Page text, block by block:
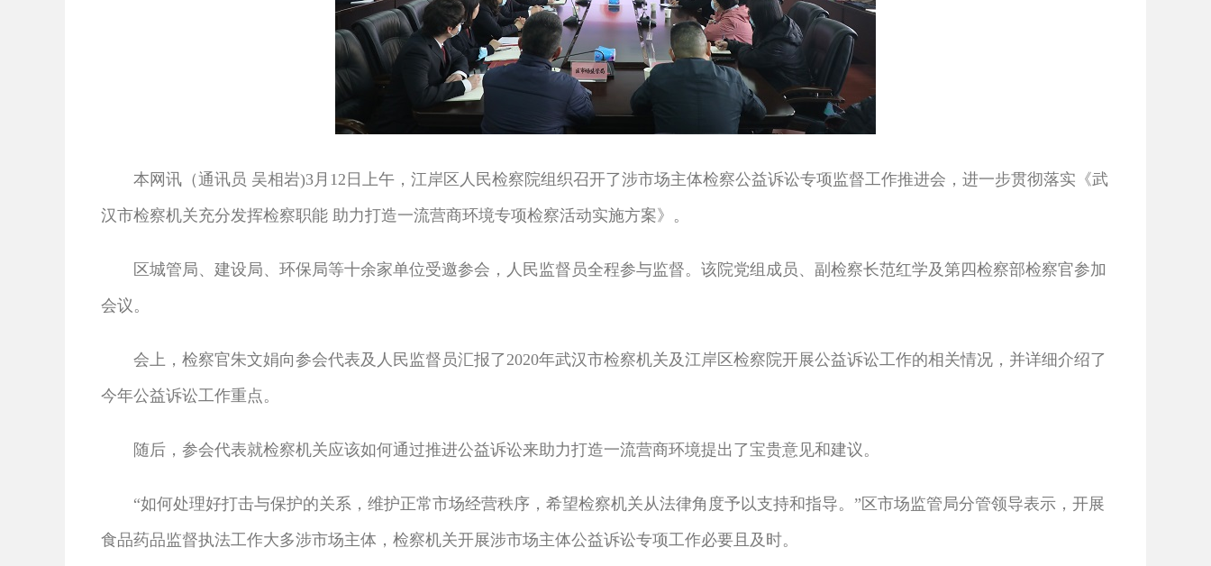
本网讯（通讯员 吴相岩)3月12日上午，江岸区人民检察院组织召开了涉市场主体检察公益诉讼专项监督工作推进会，进一步贯彻落实《武
汉市检察机关充分发挥检察职能 助力打造一流营商环境专项检察活动实施方案》。
区城管局、建设局、环保局等十余家单位受邀参会，人民监督员全程参与监督。该院党组成员、副检察长范红学及第四检察部检察官参加
会议。
会上，检察官朱文娟向参会代表及人民监督员汇报了2020年武汉市检察机关及江岸区检察院开展公益诉讼工作的相关情况，并详细介绍了
今年公益诉讼工作重点。
随后，参会代表就检察机关应该如何通过推进公益诉讼来助力打造一流营商环境提出了宝贵意见和建议。
“如何处理好打击与保护的关系，维护正常市场经营秩序，希望检察机关从法律角度予以支持和指导。”区市场监管局分管领导表示，开展
食品药品监督执法工作大多涉市场主体，检察机关开展涉市场主体公益诉讼专项工作必要且及时。